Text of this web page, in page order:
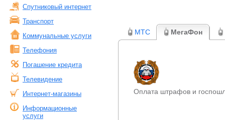
Спутниковый интернет
Транспорт
Коммунальные услуги
Телефония
Погашение кредита
Телевидение
Интернет-магазины
Информационные
услуги
МТС МегаФон
Оплата штрафов и